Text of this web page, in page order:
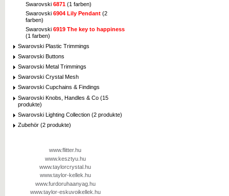
Swarovski 6871 (1 farben)
Swarovski 6904 Lily Pendant (2
farben)
Swarovski 6919 The key to happiness
(1 farben)
Swarovski Plastic Trimmings
Swarovski Buttons
Swarovski Metal Trimmings
Swarovski Crystal Mesh
Swarovski Cupchains & Findings
Swarovski Knobs, Handles & Co (15
produkte)
Swarovski Lighting Collection (2 produkte)
Zubehör (2 produkte)
www.flitter.hu
www.kesztyu.hu
www.taylorcrystal.hu
www.taylor-kellek.hu
www.furdoruhaanyag.hu
www.taylor-eskuvoikellek.hu